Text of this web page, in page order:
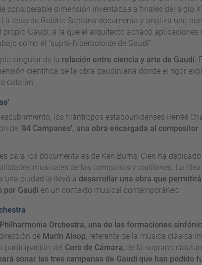
considerable dimensión inventadas a finales del siglo
tesis de Galdric Santana documenta y analiza una
Gaudí, a la que el arquitecto achacó aplicaciones
como el “supra-hiperboloide de Gaudí”.
singular de la relación entre ciencia y arte de Gaudí.
científica de la obra gaudiniana donde el rigor
catalán.
los filántropos estadounidenses Renée
de '84 Campanes', una obra encargada al compositor
para los documentales de Ken Burns, Cieri ha
musicales de las campanas y carillones. La
una ciudad le llevó a desarrollar una obra que
por Gaudíen un contexto musical contemporáneo.
Philharmonia Orchestra, una de las formaciones
de Marin Alsop, referente de la música clásica
participación del Coro de Cámara, de la soprano
sonar las tres campanas de Gaudí que han podido